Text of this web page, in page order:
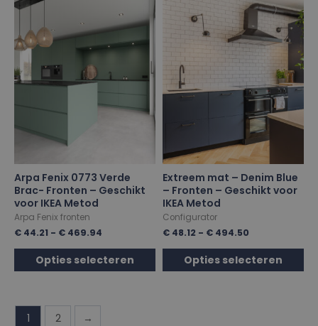
Arpa Fenix 0773 Verde
Brac- Fronten – Geschikt
voor IKEA Metod
Arpa Fenix fronten
€ 44.21 - € 469.94
Opties selecteren
Extreem mat – Denim Blue
– Fronten – Geschikt voor
IKEA Metod
Configurator
€ 48.12 - € 494.50
Opties selecteren
1 2 →